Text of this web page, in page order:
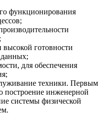
функционирования
готовности
для обеспечения
техники. Первым
построение инженерной
системы физической